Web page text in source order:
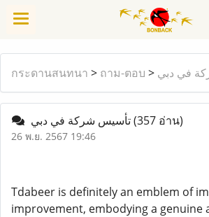
กระดานสนทนา > ถาม-ตอบ > في دبي
(357 อ่าน)
26 พ.ย. 2567 19:46
Tdabeer is definitely an emblem of
improvement, embodying a genuine